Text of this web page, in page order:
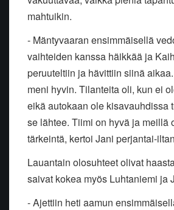
mahtuikin.
- Mäntyvaaran ensimmäisellä
vaihteiden kanssa häikkää ja
peruuteltiin ja hävittiin siinä
meni hyvin. Tilanteita oli, kun ei
eikä autokaan ole kisavauhdissa
se lähtee. Tiimi on hyvä ja meillä
tärkeintä, kertoi Jani perjantai-
Lauantain olosuhteet olivat
saivat kokea myös Luhtaniemi ja
- Ajettiin heti aamun